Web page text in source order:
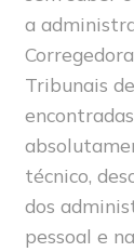
a
Tribunais
técnico,
dos
pessoal e